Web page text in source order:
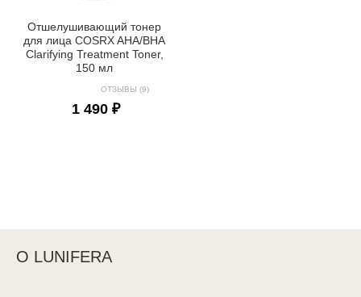
Отшелушивающий тонер
для лица COSRX AHA/BHA
Clarifying Treatment Toner,
150 мл
ОТЗЫВЫ (9)
1 490 ₽
О LUNIFERA